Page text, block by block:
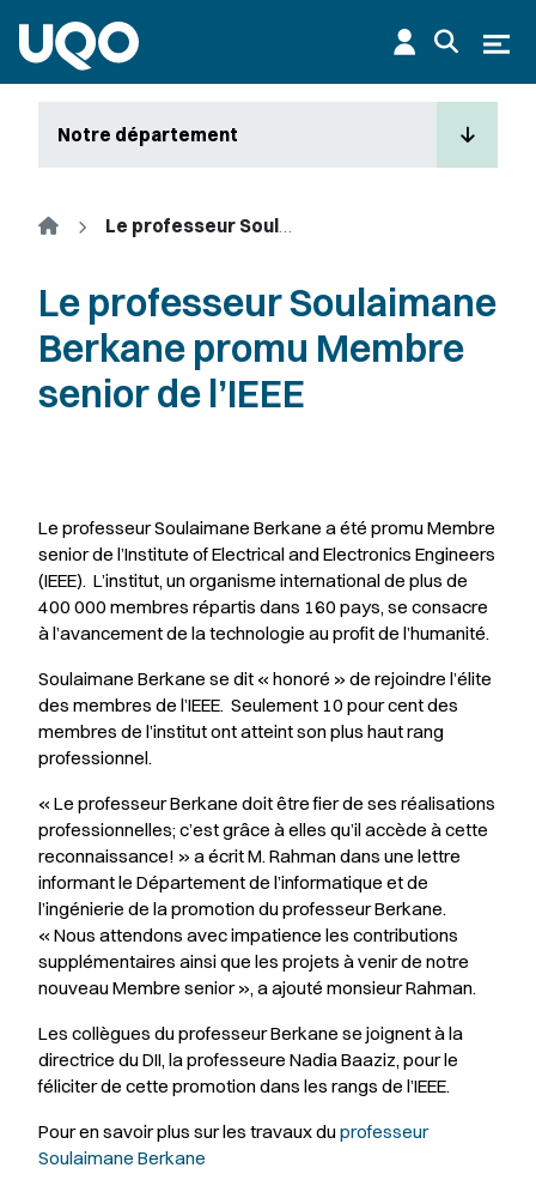
Notre département
Accueil Le professeur Soulaimane Berkane promu Membre senior de l’IEEE
Le professeur Soulaimane
Berkane promu Membre
senior de l’IEEE
Le professeur Soulaimane Berkane a été promu Membre
senior de l’Institute of Electrical and Electronics Engineers
(IEEE). L’institut, un organisme international de plus de
400 000 membres répartis dans 160 pays, se consacre
à l’avancement de la technologie au profit de l’humanité.
Soulaimane Berkane se dit « honoré » de rejoindre l’élite
des membres de l’IEEE. Seulement 10 pour cent des
membres de l’institut ont atteint son plus haut rang
professionnel.
« Le professeur Berkane doit être fier de ses réalisations
professionnelles; c’est grâce à elles qu’il accède à cette
reconnaissance! » a écrit M. Rahman dans une lettre
informant le Département de l’informatique et de
l’ingénierie de la promotion du professeur Berkane.
« Nous attendons avec impatience les contributions
supplémentaires ainsi que les projets à venir de notre
nouveau Membre senior », a ajouté monsieur Rahman.
Les collègues du professeur Berkane se joignent à la
directrice du DII, la professeure Nadia Baaziz, pour le
féliciter de cette promotion dans les rangs de l’IEEE.
Pour en savoir plus sur les travaux du professeur
Soulaimane Berkane